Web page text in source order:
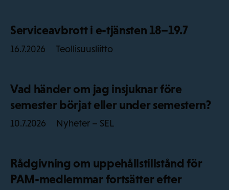
Serviceavbrott i e-tjänsten 18–19.7
16.7.2026 Teollisuusliitto
Vad händer om jag insjuknar före
semester börjat eller under semestern?
10.7.2026 Nyheter – SEL
Rådgivning om uppehållstillstånd för
PAM-medlemmar fortsätter efter